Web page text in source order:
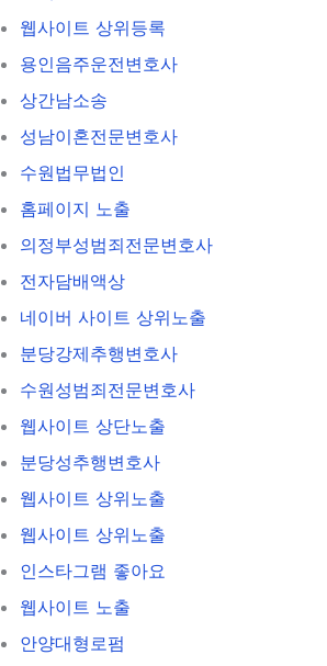
웹사이트 상위등록
용인음주운전변호사
상간남소송
성남이혼전문변호사
수원법무법인
홈페이지 노출
의정부성범죄전문변호사
전자담배액상
네이버 사이트 상위노출
분당강제추행변호사
수원성범죄전문변호사
웹사이트 상단노출
분당성추행변호사
웹사이트 상위노출
웹사이트 상위노출
인스타그램 좋아요
웹사이트 노출
안양대형로펌